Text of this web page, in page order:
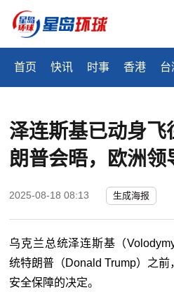
首页 快讯 时事 香港 台
泽连斯基已动身飞
朗普会晤，欧洲领
2025-08-18 08:13 生成海报
乌克兰总统泽连斯基（
统特朗普（Donald Trump）之
安全保障的决定。